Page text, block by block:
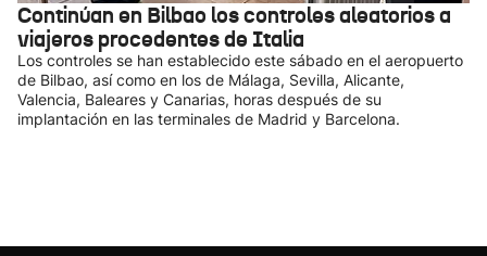
Continúan en Bilbao los controles aleatorios a
viajeros procedentes de Italia
Los controles se han establecido este sábado en el aeropuerto
de Bilbao, así como en los de Málaga, Sevilla, Alicante,
Valencia, Baleares y Canarias, horas después de su
implantación en las terminales de Madrid y Barcelona.